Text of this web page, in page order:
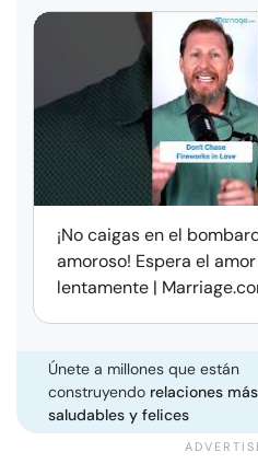
¡No caigas en el
amoroso! Espera el
lentamente |
Únete a millones que están
construyendo relaciones más
saludables y felices